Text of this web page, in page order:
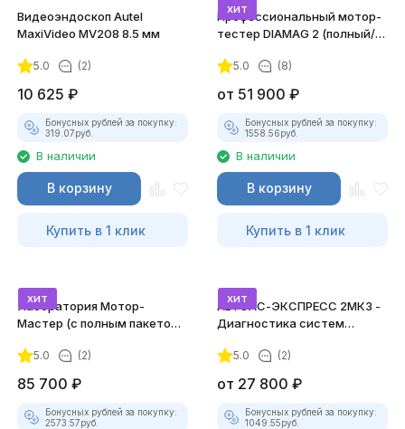
Видеоэндоскоп Autel
MaxiVideo MV208 8.5 мм
5.0 (2)
10 625 ₽
Бонусных рублей за покупку:
319.07руб.
В наличии
В корзину
Купить в 1 клик
хит
Профессиональный мотор-
тестер DIAMAG 2 (полный/
5.0 (8)
от 51 900 ₽
Бонусных рублей за покупку:
1558.56руб.
В наличии
В корзину
Купить в 1 клик
хит
Лаборатория Мотор-
Мастер (с полным пакетом
5.0 (2)
85 700 ₽
Бонусных рублей за покупку:
2573.57руб.
хит
АВТОАС-ЭКСПРЕСС 2МК3 -
Диагностика систем
5.0 (2)
от 27 800 ₽
Бонусных рублей за покупку:
1049.55руб.